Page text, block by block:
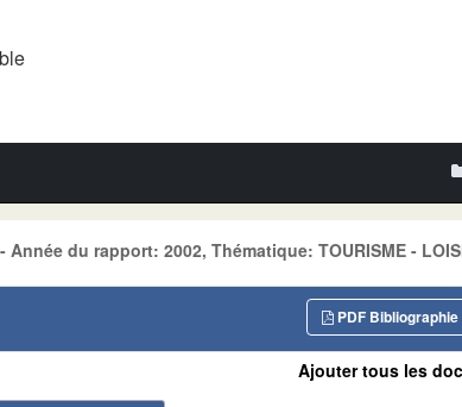
du rapport: 2002, Thématique: TOURISME -
PDF Bibliographie
Ajouter tous les